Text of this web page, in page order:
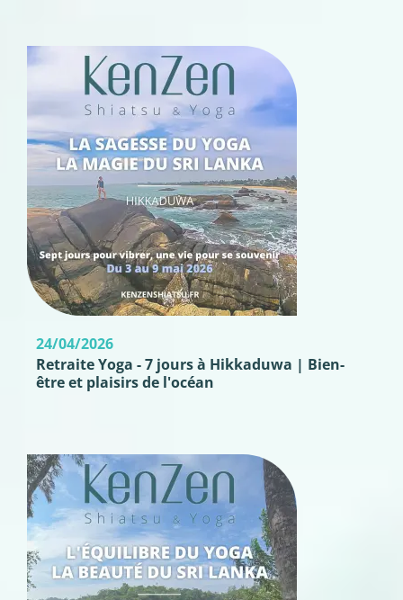
24/04/2026
Retraite Yoga - 7 jours à Hikkaduwa | Bien-
être et plaisirs de l'océan